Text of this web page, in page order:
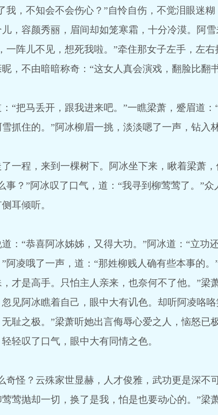
我，不知会不会伤心？”自怜自伤，不觉泪眼迷
，容颜秀丽，眉间却如笼寒霜，十分冷漠。阿
一阵儿不见，想死我啦。”牵住那女子左手，左
，不由暗暗称奇：“这女人真会演戏，翻脸比翻
马丢开，跟我进来吧。”一瞧梁萧，蹙眉道：
抓住的。”阿冰柳眉一挑，淡淡嗯了一声，钻入
程，来到一棵树下。阿冰坐下来，瞅着梁萧，
事？”阿冰叹了口气，道：“我寻到柳莺莺了。”
耳倾听。
“恭喜阿冰姊姊，又得大功。”阿冰道：“立功
阿凌哦了一声，道：“那姓柳贱人确有些本事的
才是高手。只怕主人亲来，也奈何不了他。”梁
见阿冰瞧着自己，眼中大有讥色。却听阿凌咯
耻之极。”梁萧听她出言侮辱心爱之人，恼怒已
轻叹了口气，眼中大有同情之色。
？云殊家世显赫，人才俊雅，武功更是深不
莺抛却一切，换了是我，怕是也要动心的。”梁